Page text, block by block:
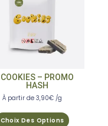
COOKIES – PROMO
HASH
À partir de 3,90€ /g
Choix Des Options